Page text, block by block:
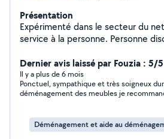
Présentation
Expérimenté dans le secteur du nettoyage.
service à la personne. Personne
Dernier avis laissé par Fouzia : 5/5
Il y a plus de 6 mois
Ponctuel, sympathique et très soigneux
déménagement des meubles je
Déménagement et aide au